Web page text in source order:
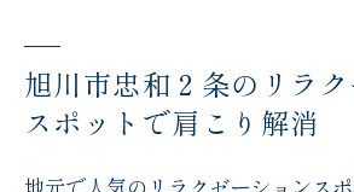
旭川市忠和２条のリラ
スポットで肩こり解消